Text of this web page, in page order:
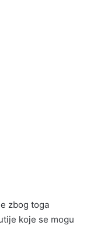
zbog toga
koje se mogu